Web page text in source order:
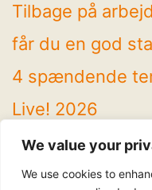
We value your
We use cookies to
Tilbage på
får du en god
4 spændende
Live! 2026
Mandagstip:
op